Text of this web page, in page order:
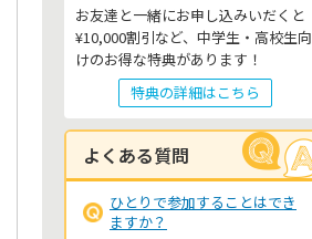
お友達と一緒にお申し込みいだくと
¥10,000割引など、中学生・高校生向
けのお得な特典があります！
特典の詳細はこちら
よくある質問
ひとりで参加することはでき
ますか？